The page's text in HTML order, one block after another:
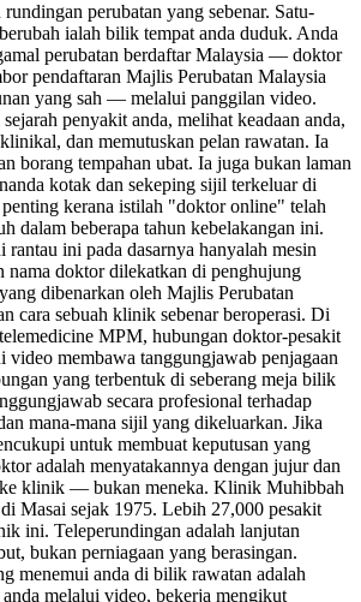
perubatan yang sebenar. Satu-
ialah bilik tempat anda duduk. Anda
perubatan berdaftar Malaysia — doktor
pendaftaran Majlis Perubatan Malaysia
yang sah — melalui panggilan video.
penyakit anda, melihat keadaan anda,
dan memutuskan pelan rawatan. Ia
borang tempahan ubat. Ia juga bukan laman
kotak dan sekeping sijil terkeluar di
kerana istilah "doktor online" telah
dalam beberapa tahun kebelakangan ini.
rantau ini pada dasarnya hanyalah mesin
nama doktor dilekatkan di penghujung
dibenarkan oleh Majlis Perubatan
cara sebuah klinik sebenar beroperasi. Di
MPM, hubungan doktor-pesakit
video membawa tanggungjawab penjagaan
yang terbentuk di seberang meja bilik
secara profesional terhadap
mana-mana sijil yang dikeluarkan. Jika
untuk membuat keputusan yang
adalah menyatakannya dengan jujur dan
ke klinik — bukan meneka. Klinik Muhibbah
Masai sejak 1975. Lebih 27,000 pesakit
ini. Teleperundingan adalah lanjutan
bukan perniagaan yang berasingan.
menemui anda di bilik rawatan adalah
melalui video, bekerja mengikut